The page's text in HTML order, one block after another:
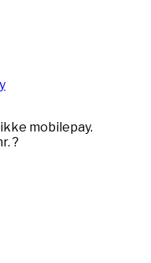
mobilepay.
?